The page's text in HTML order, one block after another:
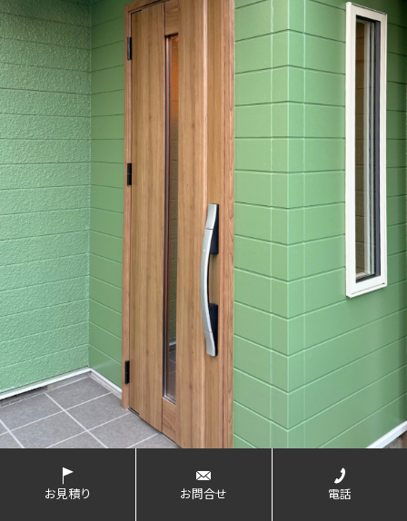
【玄関ドア、玄関間口】LIXIL ジェスタ
お見積り お問合せ 電話